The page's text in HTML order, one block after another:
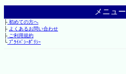
メニュー
├初めての方へ
├ よくあるお問い合わせ
├ご利用規約
└ﾌﾟﾗｲﾊﾞｼｰﾎﾟﾘｼｰ